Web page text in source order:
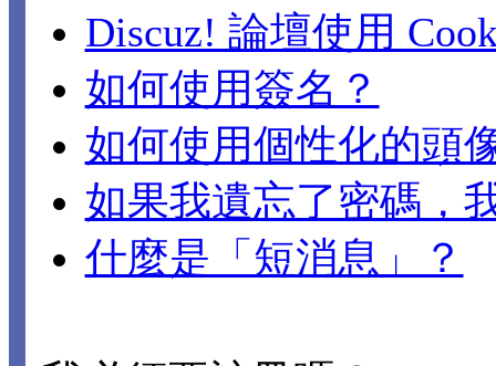
Discuz! 論壇使用
如何使用簽名？
如何使用個性化的頭
如果我遺忘了密碼，
什麼是「短消息」？